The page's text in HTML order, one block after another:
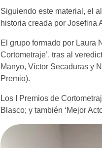
Siguiendo este material, el
historia creada por Josefina
El grupo formado por Laura
Cortometraje’, tras al
Manyo, Víctor Secaduras y
Premio).
Los I Premios de
Blasco; y también ‘Mejor